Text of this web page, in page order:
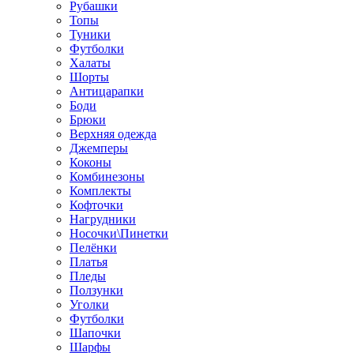
Рубашки
Топы
Туники
Футболки
Халаты
Шорты
Антицарапки
Боди
Брюки
Верхняя одежда
Джемперы
Коконы
Комбинезоны
Комплекты
Кофточки
Нагрудники
Носочки\Пинетки
Пелёнки
Платья
Пледы
Ползунки
Уголки
Футболки
Шапочки
Шарфы